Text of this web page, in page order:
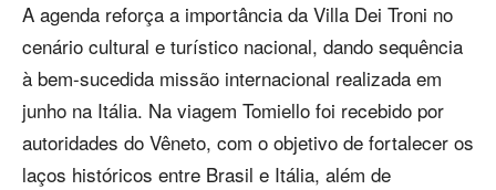
A agenda reforça a importância da Villa Dei Troni no
cenário cultural e turístico nacional, dando sequência
à bem-sucedida missão internacional realizada em
junho na Itália. Na viagem Tomiello foi recebido por
autoridades do Vêneto, com o objetivo de fortalecer os
laços históricos entre Brasil e Itália, além de